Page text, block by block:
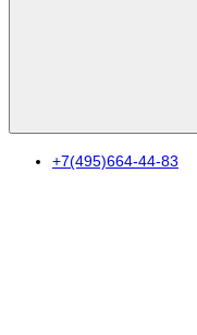
+7(495)664-44-83